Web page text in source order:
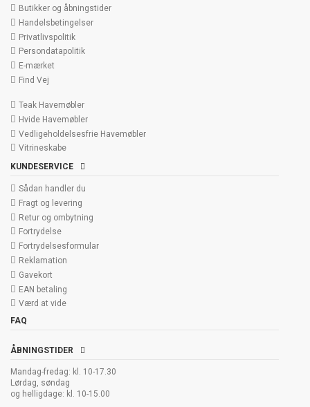
Butikker og åbningstider
Handelsbetingelser
Privatlivspolitik
Persondatapolitik
E-mærket
Find Vej
Teak Havemøbler
Hvide Havemøbler
Vedligeholdelsesfrie Havemøbler
Vitrineskabe
KUNDESERVICE
Sådan handler du
Fragt og levering
Retur og ombytning
Fortrydelse
Fortrydelsesformular
Reklamation
Gavekort
EAN betaling
Værd at vide
FAQ
ÅBNINGSTIDER
Mandag-fredag: kl. 10-17.30
Lørdag, søndag
og helligdage: kl. 10-15.00